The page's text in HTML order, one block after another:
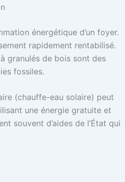
énergétique d’un foyer.
rapidement rentabilisé.
granulés de bois sont des
fossiles.
(chauffe-eau solaire) peut
une énergie gratuite et
souvent d’aides de l’État qui